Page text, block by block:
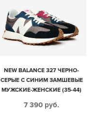
NEW BALANCE 327 ЧЕРНО-
СЕРЫЕ С СИНИМ ЗАМШЕВЫЕ
МУЖСКИЕ-ЖЕНСКИЕ (35-44)
7 390 руб.